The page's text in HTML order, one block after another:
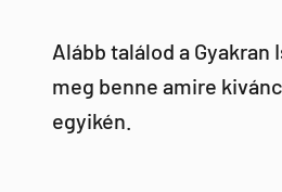
Alább találod a
meg benne amire
egyikén.